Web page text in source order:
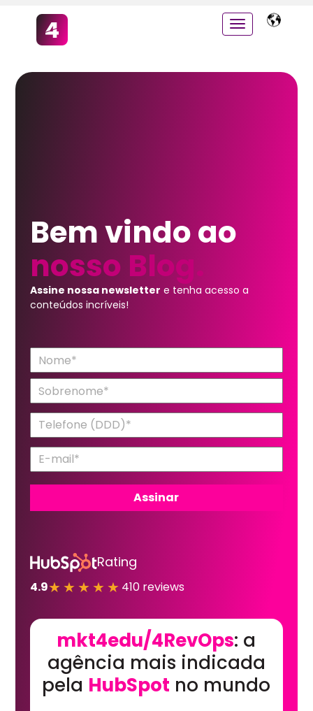
Bem vindo ao
nosso Blog.
Assine nossa newsletter e tenha acesso a
conteúdos incríveis!
Rating
4.9★★★★★ 410 reviews
mkt4edu/4RevOps: a
agência mais indicada
pela HubSpot no mundo